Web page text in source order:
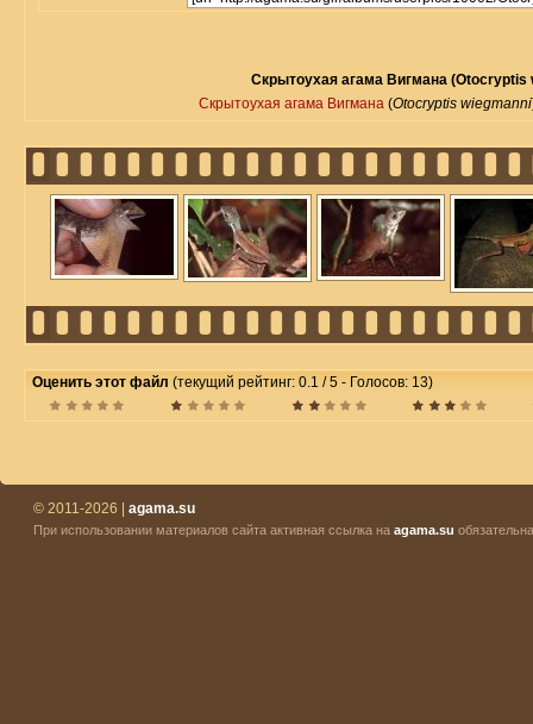
Скрытоухая агама Вигмана (Otocryptis
Скрытоухая агама Вигмана (Otocryptis wiegmanni
Оценить этот файл (текущий рейтинг: 0.1 / 5 - Голосов: 13)
© 2011-2026 | agama.su
При использовании материалов сайта активная ссылка на agama.su